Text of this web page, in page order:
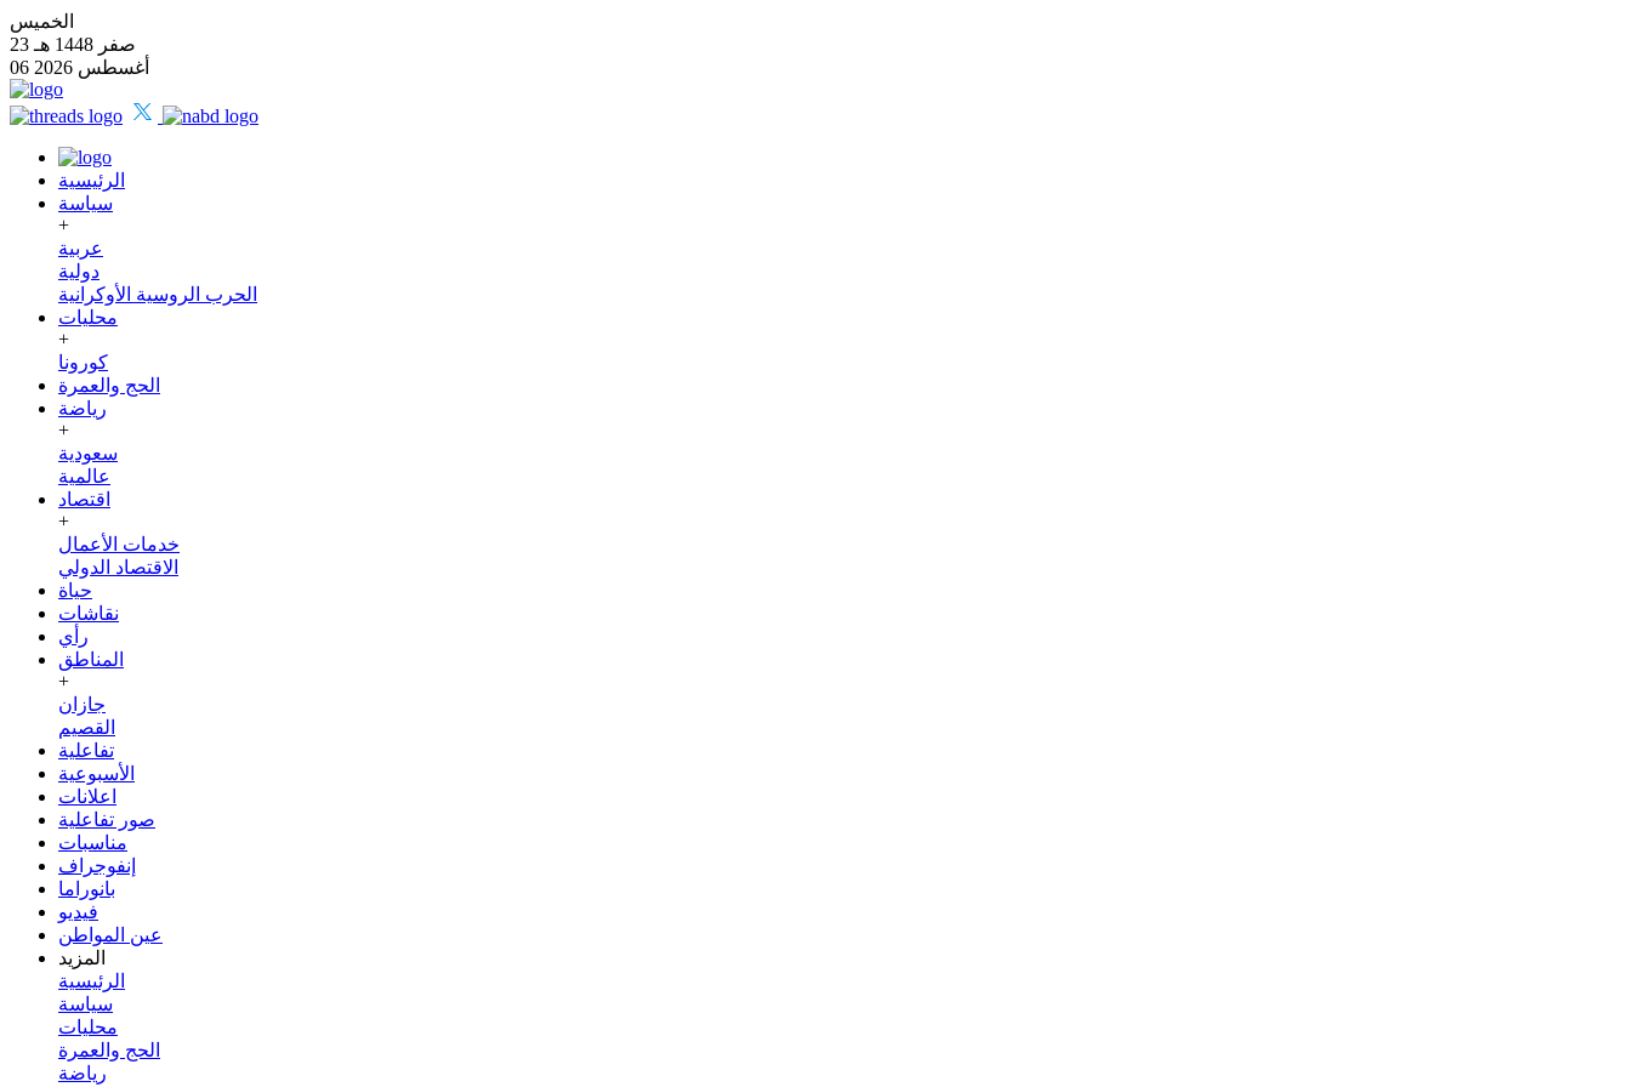
الخميس
23 صفر 1448 هـ
06 أغسطس 2026
الرئيسية
سياسة
+
عربية
دولية
الحرب الروسية الأوكرانية
محليات
+
كورونا
الحج والعمرة
رياضة
+
سعودية
عالمية
اقتصاد
+
خدمات الأعمال
الاقتصاد الدولي
حياة
نقاشات
رأي
المناطق
+
جازان
القصيم
تفاعلية
الأسبوعية
اعلانات
صور تفاعلية
مناسبات
إنفوجراف
بانوراما
فيديو
عين المواطن
المزيد
الرئيسية
سياسة
محليات
الحج والعمرة
رياضة